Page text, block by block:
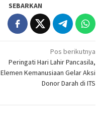
SEBARKAN
Pos berikutnya
Peringati Hari Lahir Pancasila,
Elemen Kemanusiaan Gelar Aksi
Donor Darah di ITS